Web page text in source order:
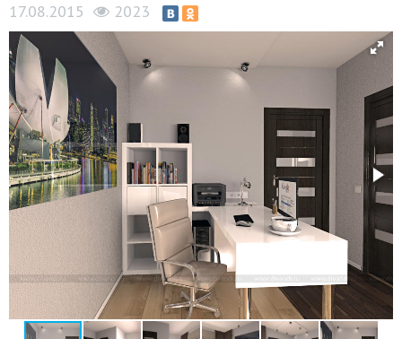
17.08.2015 2023